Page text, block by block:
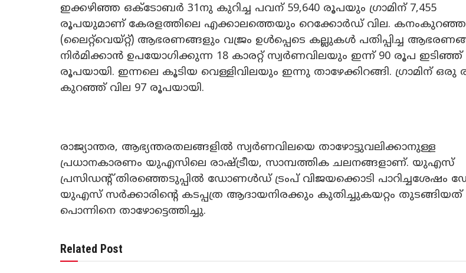
ഇക്കഴിഞ്ഞ ഒക്ടോബർ 31നു കുറിച്ച പവന് 59,640 രൂപയും ഗ്രാമിന് 7,455
രൂപയുമാണ് കേരളത്തിലെ എക്കാലത്തെയും റെക്കോർഡ് വില. കനംകുറഞ്ഞ
(ലൈറ്റ്‍വെയ്റ്റ്) ആഭരണങ്ങളും വജ്രം ഉൾപ്പെടെ കല്ലുകൾ പതിപ്പിച്ച
നിർമിക്കാൻ ഉപയോഗിക്കുന്ന 18 കാരറ്റ് സ്വർണവിലയും ഇന്ന് 90 രൂപ ഇടിഞ്ഞ്
രൂപയായി. ഇന്നലെ കൂടിയ വെള്ളിവിലയും ഇന്നു താഴേക്കിറങ്ങി. ഗ്രാമിന് ഒരു
കുറഞ്ഞ് വില 97 രൂപയായി.
രാജ്യാന്തര, ആഭ്യന്തരതലങ്ങളിൽ സ്വർണവിലയെ താഴോട്ടുവലിക്കാനുള്ള
പ്രധാനകാരണം യുഎസിലെ രാഷ്ട്രീയ, സാമ്പത്തിക ചലനങ്ങളാണ്. യുഎസ്
പ്രസിഡന്റ് തിരഞ്ഞെടുപ്പിൽ ഡോണൾഡ് ട്രംപ് വിജയക്കൊടി പാറിച്ചശേഷം
യുഎസ് സർക്കാരിന്റെ കടപ്പത്ര ആദായനിരക്കും കുതിച്ചുകയറ്റം തുടങ്ങിയത്
പൊന്നിനെ താഴോട്ടെത്തിച്ചു.
Related Post